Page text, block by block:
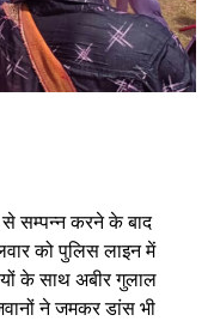
से सम्पन्न करने के बाद
को पुलिस लाइन में
के साथ अबीर गुलाल
ने जमकर डांस भी